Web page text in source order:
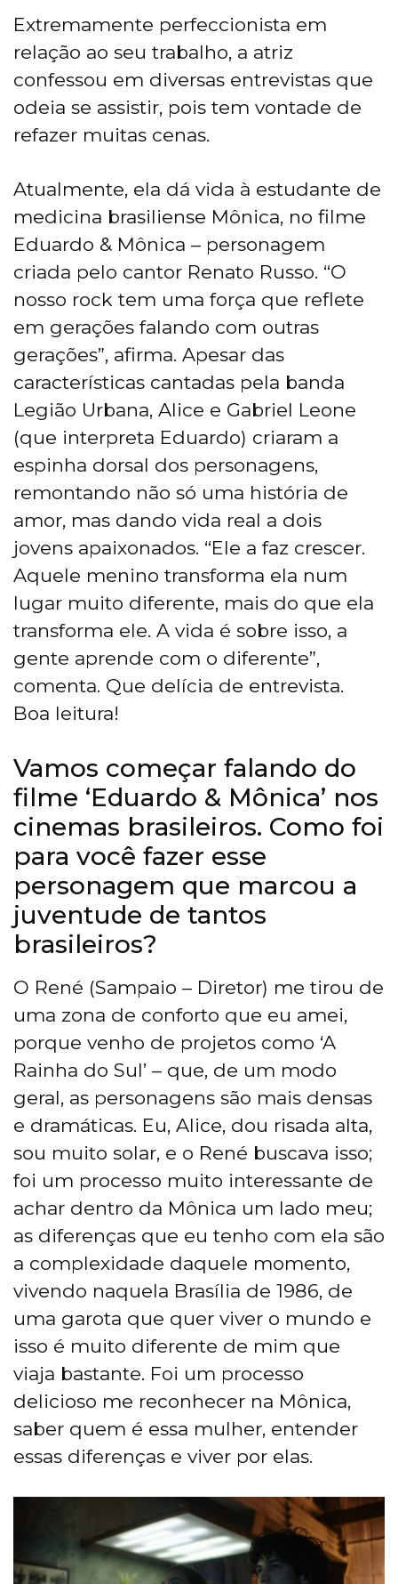
Extremamente perfeccionista em
relação ao seu trabalho, a atriz
confessou em diversas entrevistas que
odeia se assistir, pois tem vontade de
refazer muitas cenas.
Atualmente, ela dá vida à estudante de
medicina brasiliense Mônica, no filme
Eduardo & Mônica – personagem
criada pelo cantor Renato Russo. “O
nosso rock tem uma força que reflete
em gerações falando com outras
gerações”, afirma. Apesar das
características cantadas pela banda
Legião Urbana, Alice e Gabriel Leone
(que interpreta Eduardo) criaram a
espinha dorsal dos personagens,
remontando não só uma história de
amor, mas dando vida real a dois
jovens apaixonados. “Ele a faz crescer.
Aquele menino transforma ela num
lugar muito diferente, mais do que ela
transforma ele. A vida é sobre isso, a
gente aprende com o diferente”,
comenta. Que delícia de entrevista.
Boa leitura!
Vamos começar falando do
filme ‘Eduardo & Mônica’ nos
cinemas brasileiros. Como foi
para você fazer esse
personagem que marcou a
juventude de tantos
brasileiros?
O René (Sampaio – Diretor) me tirou de
uma zona de conforto que eu amei,
porque venho de projetos como ‘A
Rainha do Sul’ – que, de um modo
geral, as personagens são mais densas
e dramáticas. Eu, Alice, dou risada alta,
sou muito solar, e o René buscava isso;
foi um processo muito interessante de
achar dentro da Mônica um lado meu;
as diferenças que eu tenho com ela são
a complexidade daquele momento,
vivendo naquela Brasília de 1986, de
uma garota que quer viver o mundo e
isso é muito diferente de mim que
viaja bastante. Foi um processo
delicioso me reconhecer na Mônica,
saber quem é essa mulher, entender
essas diferenças e viver por elas.